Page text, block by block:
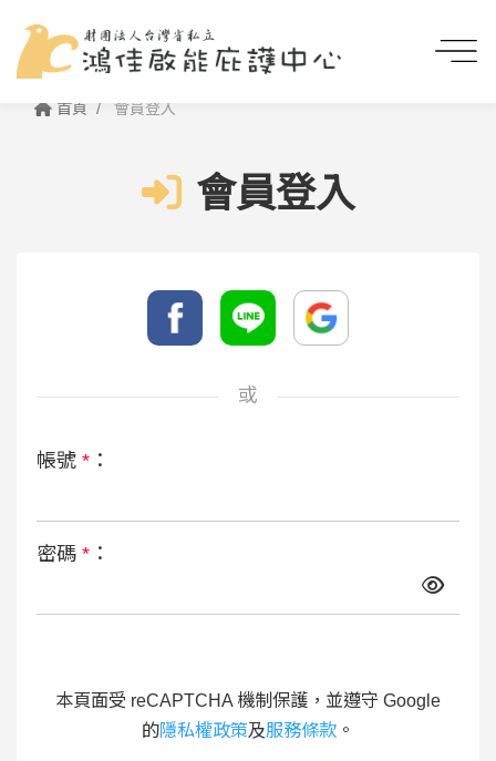
首頁 會員登入
會員登入
或
帳號 * ：
密碼 * ：
本頁面受 reCAPTCHA 機制保護，並遵守 Google
的隱私權政策及服務條款 。